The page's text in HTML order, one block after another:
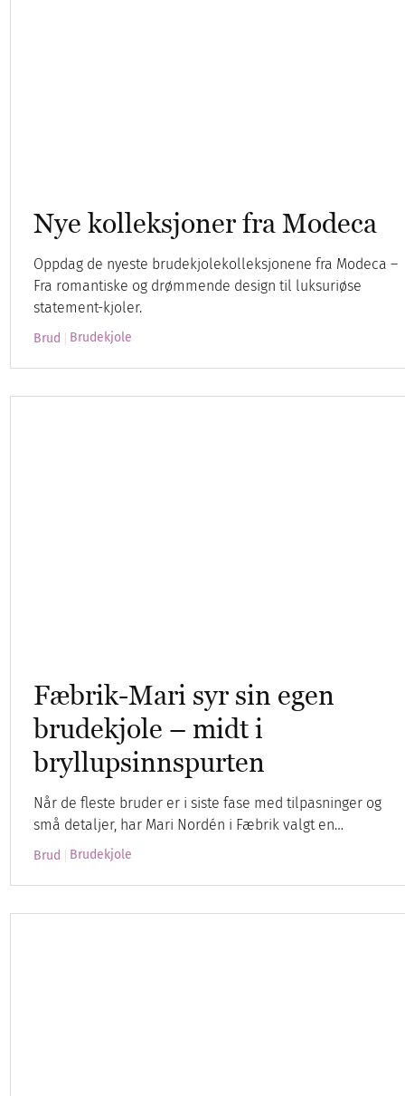
Nye kolleksjoner fra Modeca
Oppdag de nyeste brudekjolekolleksjonene fra Modeca –
Fra romantiske og drømmende design til luksuriøse
statement-kjoler.
Brud Brudekjole
Fæbrik-Mari syr sin egen
brudekjole – midt i
bryllupsinnspurten
Når de fleste bruder er i siste fase med tilpasninger og
små detaljer, har Mari Nordén i Fæbrik valgt en…
Brud Brudekjole